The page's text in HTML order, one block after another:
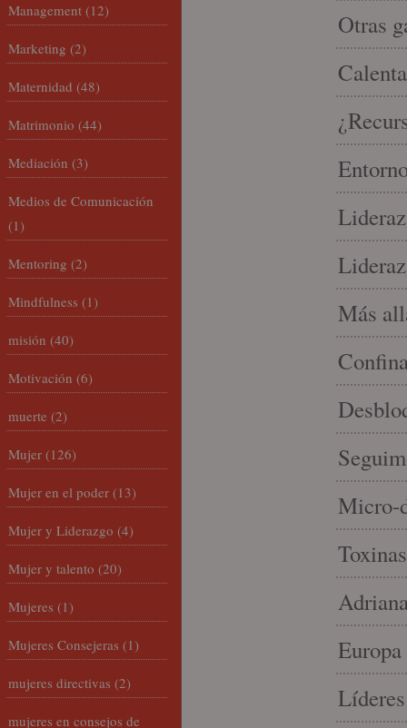
Otras
Más
Micro-
Management (12)
Marketing (2)
Maternidad (48)
Matrimonio (44)
Mediación (3)
Medios de Comunicación
(1)
Mentoring (2)
Mindfulness (1)
misión (40)
Motivación (6)
muerte (2)
Mujer (126)
Mujer en el poder (13)
Mujer y Liderazgo (4)
Mujer y talento (20)
Mujeres (1)
Mujeres Consejeras (1)
mujeres directivas (2)
mujeres en consejos de